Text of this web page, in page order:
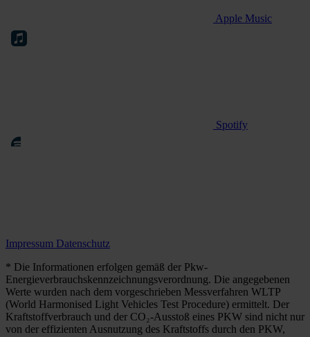
Apple Music
Spotify
Impressum Datenschutz
* Die Informationen erfolgen gemäß der Pkw-
Energieverbrauchskennzeichnungsverordnung. Die angegebenen
Werte wurden nach dem vorgeschrieben Messverfahren WLTP
(World Harmonised Light Vehicles Test Procedure) ermittelt. Der
Kraftstoffverbrauch und der CO₂-Ausstoß eines PKW sind nicht nur
von der effizienten Ausnutzung des Kraftstoffs durch den PKW,